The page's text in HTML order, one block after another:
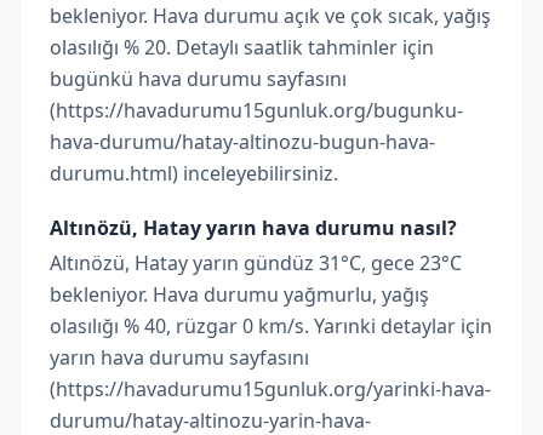
bekleniyor. Hava durumu açık ve çok sıcak, yağış
olasılığı % 20. Detaylı saatlik tahminler için
bugünkü hava durumu sayfasını
(https://havadurumu15gunluk.org/bugunku-
hava-durumu/hatay-altinozu-bugun-hava-
durumu.html) inceleyebilirsiniz.
Altınözü, Hatay yarın hava durumu nasıl?
Altınözü, Hatay yarın gündüz 31°C, gece 23°C
bekleniyor. Hava durumu yağmurlu, yağış
olasılığı % 40, rüzgar 0 km/s. Yarınki detaylar için
yarın hava durumu sayfasını
(https://havadurumu15gunluk.org/yarinki-hava-
durumu/hatay-altinozu-yarin-hava-